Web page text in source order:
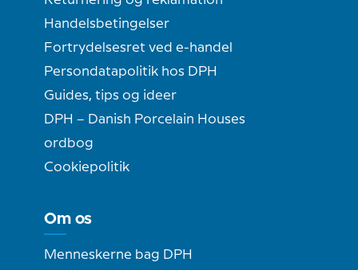
Handelsbetingelser
Fortrydelsesret ved e-handel
Persondatapolitik hos DPH
Guides, tips og ideer
DPH – Danish Porcelain Houses
ordbog
Cookiepolitik
Om os
Menneskerne bag DPH